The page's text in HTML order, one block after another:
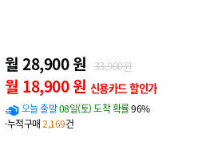
월 28,900 원 33,900원
월 18,900 원 신용카드 할인가
오늘 출발08일(토) 도착 확률96%
·누적구매2,169건